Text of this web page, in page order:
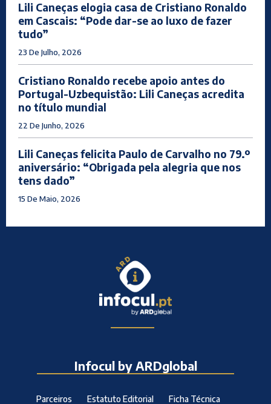
Lili Caneças elogia casa de Cristiano Ronaldo
em Cascais: “Pode dar-se ao luxo de fazer
tudo”
23 De Julho, 2026
Cristiano Ronaldo recebe apoio antes do
Portugal-Uzbequistão: Lili Caneças acredita
no título mundial
22 De Junho, 2026
Lili Caneças felicita Paulo de Carvalho no 79.º
aniversário: “Obrigada pela alegria que nos
tens dado”
15 De Maio, 2026
Infocul by ARDglobal
Parceiros Estatuto Editorial Ficha Técnica